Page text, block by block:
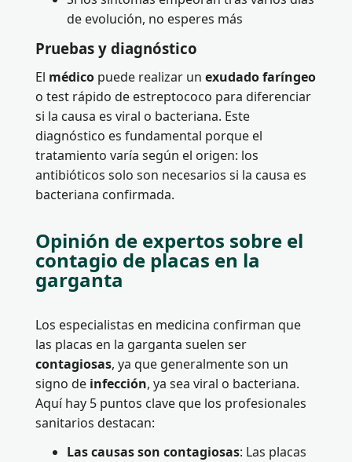
de evolución, no esperes más
Pruebas y diagnóstico
El médico puede realizar un exudado faríngeo
o test rápido de estreptococo para diferenciar
si la causa es viral o bacteriana. Este
diagnóstico es fundamental porque el
tratamiento varía según el origen: los
antibióticos solo son necesarios si la causa es
bacteriana confirmada.
Opinión de expertos sobre el
contagio de placas en la
garganta
Los especialistas en medicina confirman que
las placas en la garganta suelen ser
contagiosas, ya que generalmente son un
signo de infección, ya sea viral o bacteriana.
Aquí hay 5 puntos clave que los profesionales
sanitarios destacan:
Las causas son contagiosas: Las placas